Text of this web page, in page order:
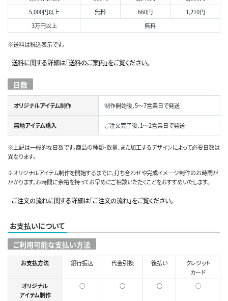
5,000円以上
無料 660円
1,210円
3万円以上
無料
※送料は税込表示です。
送料に関する詳細は「送料のご案内」をご覧ください。
日数
オリジナルアイテム制作 制作開始後、5～7営業日で発送
無地アイテム購入 ご注文完了後、1～2営業日で発送
※上記は一般的な日数です。商品の種類・数量、また加工するデザインによって必要日数は
異なります。
※オリジナルアイテム制作を開始するまでに、打ち合わせや完成イメージ制作のお時間が
かかります。お時間に余裕を持ってお早めにご相談いただくことをおすすめいたします。
ご注文の流れに関する詳細は「ご注文の流れ」をご覧ください。
お支払いについて
ご利用可能な支払い方法
お支払方法 銀行振込 代金引換 後払い
クレジット
カード
オリジナル
アイテム制作
○ ○ ○ ◯